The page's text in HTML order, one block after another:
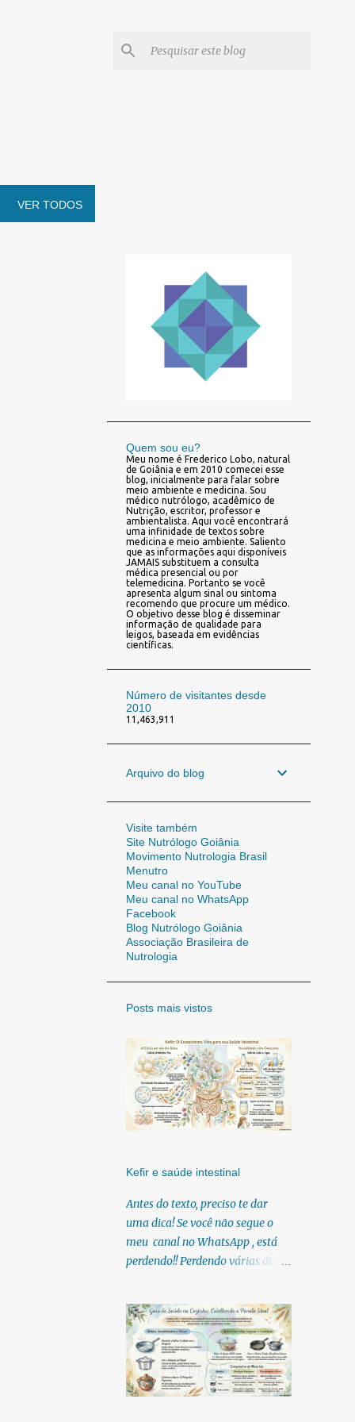
VER TODOS
Quem sou eu?
Meu nome é Frederico Lobo, natural
de Goiânia e em 2010 comecei esse
blog, inicialmente para falar sobre
meio ambiente e medicina. Sou
médico nutrólogo, acadêmico de
Nutrição, escritor, professor e
ambientalista. Aqui você encontrará
uma infinidade de textos sobre
medicina e meio ambiente. Saliento
que as informações aqui disponíveis
JAMAIS substituem a consulta
médica presencial ou por
telemedicina. Portanto se você
apresenta algum sinal ou sintoma
recomendo que procure um médico.
O objetivo desse blog é disseminar
informação de qualidade para
leigos, baseada em evidências
científicas.
Número de visitantes desde
2010
11,463,911
Arquivo do blog
Visite também
Site Nutrólogo Goiânia
Movimento Nutrologia Brasil
Menutro
Meu canal no YouTube
Meu canal no WhatsApp
Facebook
Blog Nutrólogo Goiânia
Associação Brasileira de
Nutrologia
Posts mais vistos
Kefir e saúde intestinal
Antes do texto, preciso te dar
uma dica! Se você não segue o
meu canal no WhatsApp , está
perdendo!! Perdendo várias dicas,
infográficos, o link para
download dos meus e-books.
Para acessar clique no link:
https://whatsapp.com/channel/0
029Vb6U4AqKgsNzkBhubA40